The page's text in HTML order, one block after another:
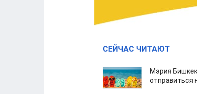
СЕЙЧАС ЧИТАЮТ
Мэрия
отправиться